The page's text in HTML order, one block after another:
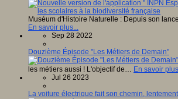
Muséum d'Histoire Naturelle : Depuis son
En savoir plus...
Sep 28 2022
Douzième Épisode "Les Métiers de Demain"
les métiers aussi ! L'objectif de… En savoir
Jul 26 2023
La voiture électrique fait son chemin,